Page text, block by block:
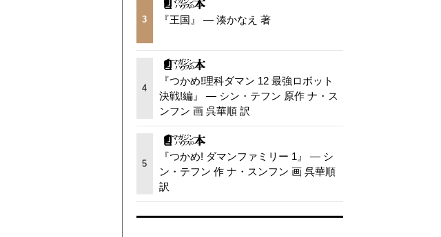
3 『王国』 — 湊かなえ 著
4
『つかめ!理科ダマン 12 最強ロボット
決戦!編』 — シン・テフン 原作 ナ・ス
ンフン 画 呉華順 訳
5
『つかめ! ダマンファミリー 1』 — シ
ン・テフン 作 ナ・スンフン 画 呉華順
訳